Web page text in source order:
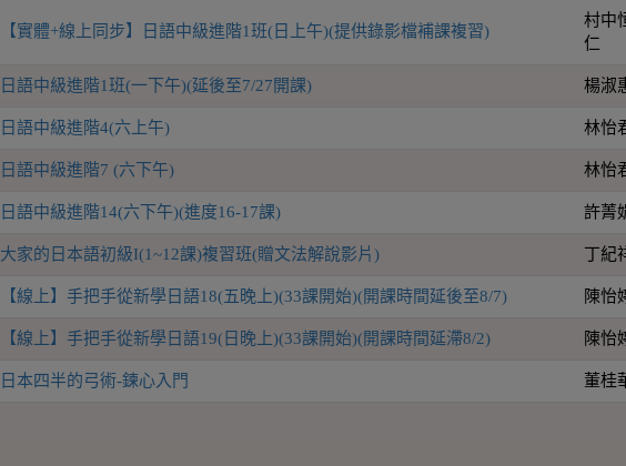
【實體+線上同步】日語中級進階1班(日上午)(提供錄影檔補課複習)
村中
仁
日語中級進階1班(一下午)(延後至7/27開課) 楊淑
日語中級進階4(六上午) 林怡
日語中級進階7 (六下午) 林怡
日語中級進階14(六下午)(進度16-17課) 許菁
大家的日本語初級I(1~12課)複習班(贈文法解說影片) 丁紀
【線上】手把手從新學日語18(五晚上)(33課開始)(開課時間延後至8/7) 陳怡
【線上】手把手從新學日語19(日晚上)(33課開始)(開課時間延滯8/2) 陳怡
日本四半的弓術-鍊心入門 董桂